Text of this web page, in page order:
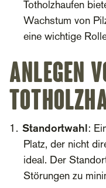
Totholzhaufen
Wachstum von
eine wichtige
Anlegen
Standortwahl :
Platz, der nicht
ideal. Der
Störungen zu